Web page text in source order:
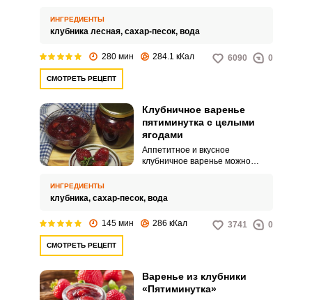
усидчивость и терпение, чтобы
земляничное варенье долго не
варят, чтобы оно максимально
ИНГРЕДИЕНТЫ
клубника лесная, сахар-песок, вода
280 мин 284.1 кКал 6090 0
СМОТРЕТЬ РЕЦЕПТ
Клубничное варенье
пятиминутка с целыми
ягодами
Аппетитное и вкусное
клубничное варенье можно
начинкой для десертов,
обыкновенны тостов к чаю.
ИНГРЕДИЕНТЫ
клубника, сахар-песок, вода
145 мин 286 кКал 3741 0
СМОТРЕТЬ РЕЦЕПТ
Варенье из клубники
«Пятиминутка»